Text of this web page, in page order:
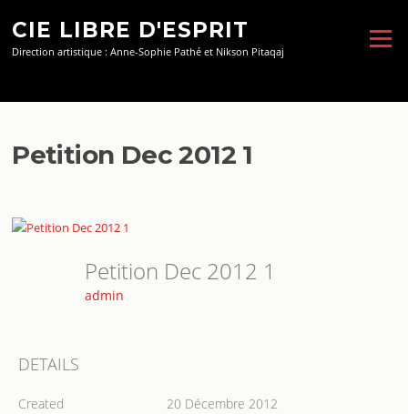
contenu
CIE LIBRE D'ESPRIT
Direction artistique : Anne-Sophie Pathé et Nikson Pitaqaj
Menu
Petition Dec 2012 1
Petition Dec 2012 1
admin
DETAILS
Created
20 Décembre 2012